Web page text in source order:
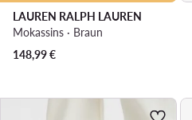
LAUREN RALPH LAUREN
Mokassins · Braun
148,99€